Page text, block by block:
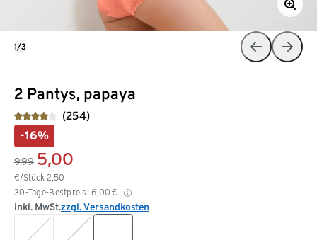
2 Pantys, papaya
(254)
-16%
9,99 5,00
€/Stück 2,50
30-Tage-Bestpreis: 6,00 €
inkl. MwSt.zzgl. Versandkosten
1/3